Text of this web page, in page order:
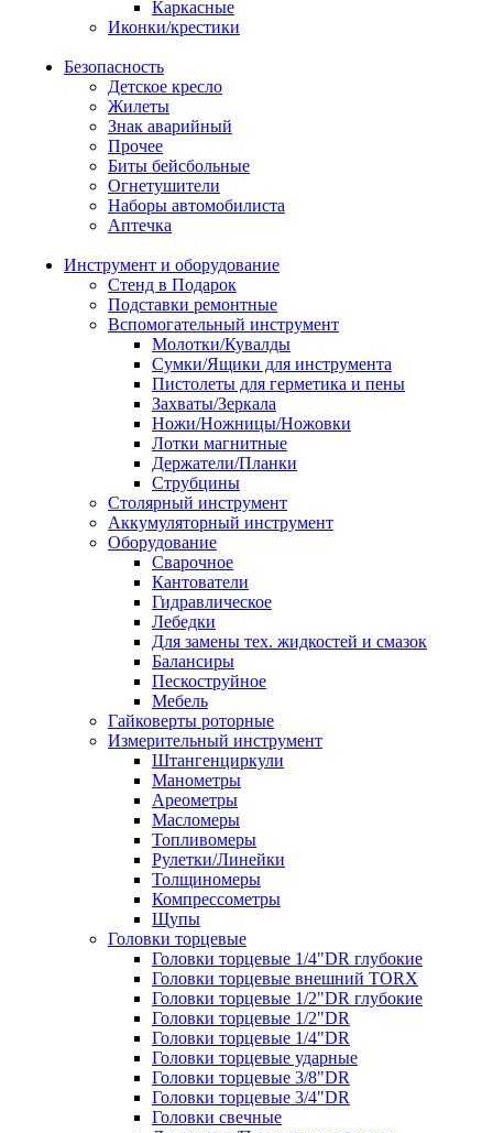
Каркасные
Иконки/крестики
Безопасность
Детское кресло
Жилеты
Знак аварийный
Прочее
Биты бейсбольные
Огнетушители
Наборы автомобилиста
Аптечка
Инструмент и оборудование
Стенд в Подарок
Подставки ремонтные
Вспомогательный инструмент
Молотки/Кувалды
Сумки/Ящики для инструмента
Пистолеты для герметика и пены
Захваты/Зеркала
Ножи/Ножницы/Ножовки
Лотки магнитные
Держатели/Планки
Струбцины
Столярный инструмент
Аккумуляторный инструмент
Оборудование
Сварочное
Кантователи
Гидравлическое
Лебедки
Для замены тех. жидкостей и смазок
Балансиры
Пескоструйное
Мебель
Гайковерты роторные
Измерительный инструмент
Штангенциркули
Манометры
Ареометры
Масломеры
Топливомеры
Рулетки/Линейки
Толщиномеры
Компрессометры
Щупы
Головки торцевые
Головки торцевые 1/4"DR глубокие
Головки торцевые внешний TORX
Головки торцевые 1/2"DR глубокие
Головки торцевые 1/2"DR
Головки торцевые 1/4"DR
Головки торцевые ударные
Головки торцевые 3/8"DR
Головки торцевые 3/4"DR
Головки свечные